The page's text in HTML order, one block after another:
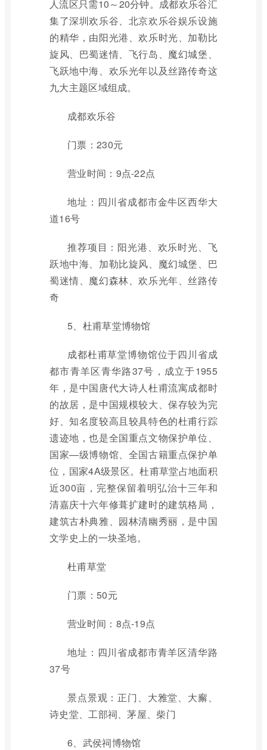
人流区只需10～20分钟。成都欢乐谷汇
集了深圳欢乐谷、北京欢乐谷娱乐设施
的精华，由阳光港、欢乐时光、加勒比
旋风、巴蜀迷情、飞行岛、魔幻城堡、
飞跃地中海、欢乐光年以及丝路传奇这
九大主题区域组成。
成都欢乐谷
门票：230元
营业时间：9点-22点
地址：四川省成都市金牛区西华大
道16号
推荐项目：阳光港、欢乐时光、飞
跃地中海、加勒比旋风、魔幻城堡、巴
蜀迷情、魔幻森林、欢乐光年、丝路传
奇
5、杜甫草堂博物馆
成都杜甫草堂博物馆位于四川省成
都市青羊区青华路37号，成立于1955
年，是中国唐代大诗人杜甫流寓成都时
的故居，是中国规模较大、保存较为完
好、知名度较高且较具特色的杜甫行踪
遗迹地，也是全国重点文物保护单位、
国家—级博物馆、全国古籍重点保护单
位，国家4A级景区。杜甫草堂占地面积
近300亩，完整保留着明弘治十三年和
清嘉庆十六年修葺扩建时的建筑格局，
建筑古朴典雅、园林清幽秀丽，是中国
文学史上的一块圣地。
杜甫草堂
门票：50元
营业时间：8点-19点
地址：四川省成都市青羊区清华路
37号
景点景观：正门、大雅堂、大廨、
诗史堂、工部祠、茅屋、柴门
6、武侯祠博物馆